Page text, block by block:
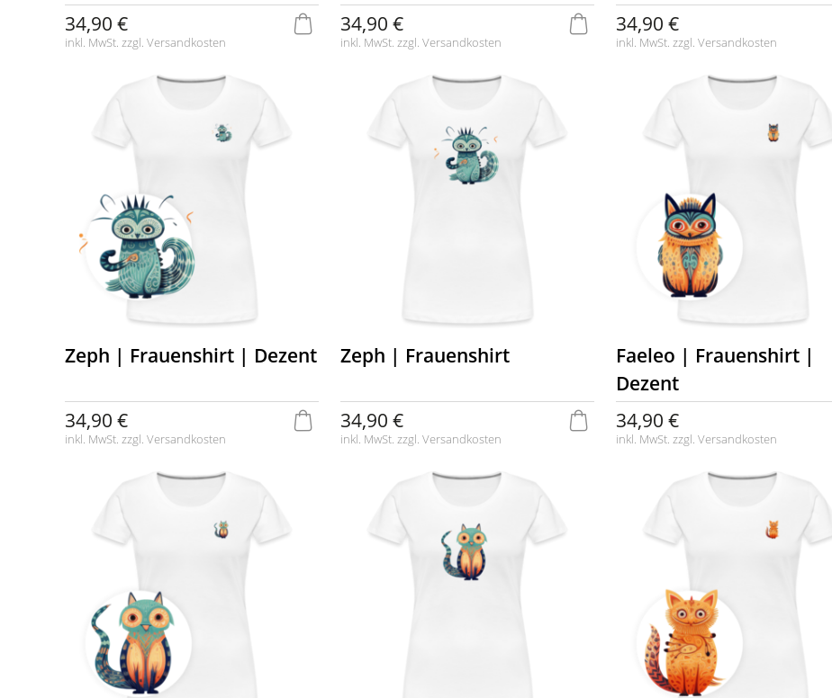
34,90 €
inkl. MwSt. zzgl. Versandkosten
34,90 €
inkl. MwSt. zzgl. Versandkosten
34,90 €
inkl. MwSt. zzgl. Versandkosten
Zeph | Frauenshirt | Dezent
34,90 €
inkl. MwSt. zzgl. Versandkosten
Zeph | Frauenshirt
34,90 €
inkl. MwSt. zzgl. Versandkosten
Faeleo | Frauenshirt |
Dezent
34,90 €
inkl. MwSt. zzgl. Versandkosten